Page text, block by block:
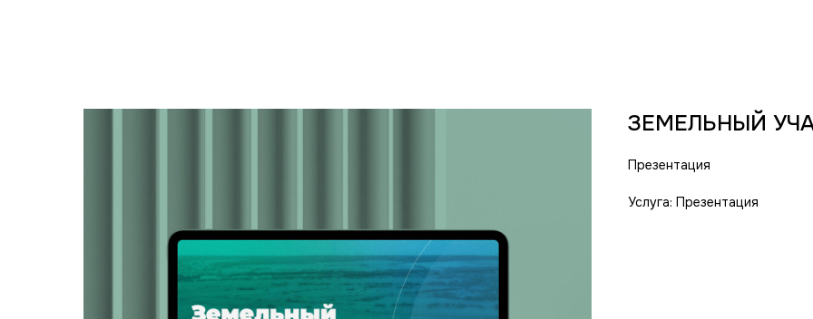
ЗЕМЕЛЬНЫЙ
Презентация
Услуга: Презентация